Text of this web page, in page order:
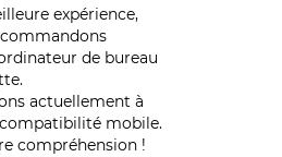
expérience,
de bureau
actuellement à
mobile.
compréhension !